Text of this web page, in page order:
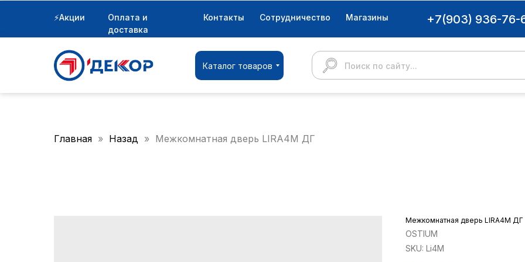
Каталог товаров
+7(903) 936-76-
⚡Акции Контакты
Оплата и
доставка
Сотрудничество
Поиск по сайту...
Магазины
Главная Назад Межкомнатная дверь LIRA4M ДГ
Межкомнатная дверь LIRA4M ДГ
OSTIUM
SKU: Li4M